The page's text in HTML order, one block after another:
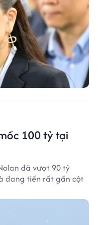
100 tỷ tại
đã vượt 90 tỷ
đang tiến rất gần cột